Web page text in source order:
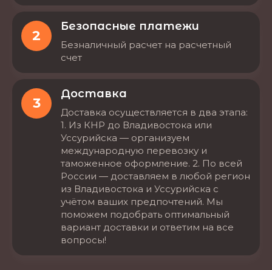
2
Безопасные платежи
Безналичный расчет на расчетный
счет
3
Доставка
Доставка осуществляется в два этапа:
1. Из КНР до Владивостока или
Уссурийска — организуем
международную перевозку и
таможенное оформление. 2. По всей
России — доставляем в любой регион
из Владивостока и Уссурийска с
учётом ваших предпочтений. Мы
поможем подобрать оптимальный
вариант доставки и ответим на все
вопросы!